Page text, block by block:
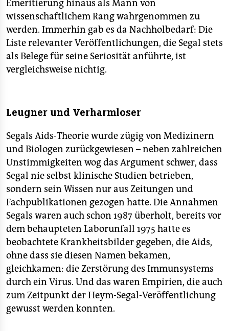
Emeritierung hinaus als Mann von
wissenschaftlichem Rang wahrgenommen zu
werden. Immerhin gab es da Nachholbedarf: Die
Liste relevanter Veröffentlichungen, die Segal stets
als Belege für seine Seriosität anführte, ist
vergleichsweise nichtig.
Leugner und Verharmloser
Segals Aids-Theorie wurde zügig von Medizinern
und Biologen zurückgewiesen – neben zahlreichen
Unstimmigkeiten wog das Argument schwer, dass
Segal nie selbst klinische Studien betrieben,
sondern sein Wissen nur aus Zeitungen und
Fachpublikationen gezogen hatte. Die Annahmen
Segals waren auch schon 1987 überholt, bereits vor
dem behaupteten Laborunfall 1975 hatte es
beobachtete Krankheitsbilder gegeben, die Aids,
ohne dass sie diesen Namen bekamen,
gleichkamen: die Zerstörung des Immunsystems
durch ein Virus. Und das waren Empirien, die auch
zum Zeitpunkt der Heym-Segal-Veröffentlichung
gewusst werden konnten.